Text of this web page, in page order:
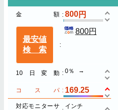
金額 800
最安値
検索
800円
10日変動 0％
コスパ 169.25
対応モニターサ
インチ